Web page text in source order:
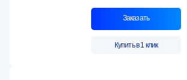
Заказать
Купить в 1 клик